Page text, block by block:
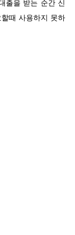
출을 받는 순간 신
때 사용하지 못하